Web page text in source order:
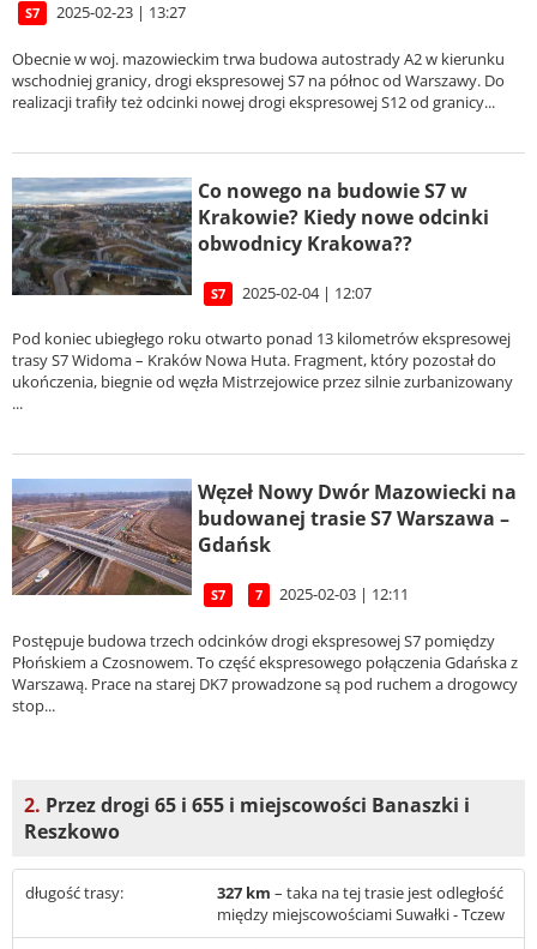
S7 2025-02-23 | 13:27
Obecnie w woj. mazowieckim trwa budowa autostrady A2 w kierunku
wschodniej granicy, drogi ekspresowej S7 na północ od Warszawy. Do
realizacji trafiły też odcinki nowej drogi ekspresowej S12 od granicy...
Co nowego na budowie S7 w
Krakowie? Kiedy nowe odcinki
obwodnicy Krakowa??
S7 2025-02-04 | 12:07
Pod koniec ubiegłego roku otwarto ponad 13 kilometrów ekspresowej
trasy S7 Widoma – Kraków Nowa Huta. Fragment, który pozostał do
ukończenia, biegnie od węzła Mistrzejowice przez silnie zurbanizowany
...
Węzeł Nowy Dwór Mazowiecki na
budowanej trasie S7 Warszawa –
Gdańsk
S7 7 2025-02-03 | 12:11
Postępuje budowa trzech odcinków drogi ekspresowej S7 pomiędzy
Płońskiem a Czosnowem. To część ekspresowego połączenia Gdańska z
Warszawą. Prace na starej DK7 prowadzone są pod ruchem a drogowcy
stop...
2. Przez drogi 65 i 655 i miejscowości Banaszki i
Reszkowo
długość trasy: 327 km – taka na tej trasie jest odległość
między miejscowościami Suwałki - Tczew